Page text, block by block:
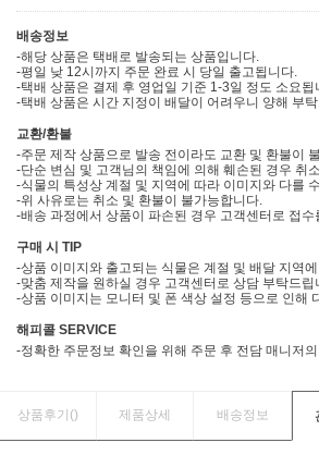
배송정보
-해당 상품은 택배로 발송되는 상품입니다.
-평일 낮 12시까지 주문 완료 시 당일 출고됩니다.
-택배 상품은 결제 후 영업일 기준 1-3일 정도 소요
-택배 상품은 시간 지정이 배달이 어려우니 양해 부탁
교환/환불
-주문 제작 상품으로 발송 전이라도 교환 및 환불이
-단순 변심 및 고객님의 책임에 의해 훼손된 경우 취
-식물의 특성상 계절 및 지역에 따라 이미지와 다를
-위 사유로는 취소 및 환불이 불가능합니다.
-배송 과정에서 상품이 파손된 경우 고객센터로 접수
구매 시 TIP
-상품 이미지와 출고되는 식물은 계절 및 배달 지역
-맞춤 제작을 원하실 경우 고객센터로 상담 부탁드립
-상품 이미지는 모니터 및 폰 색상 설정 등으로 인해
해피콜 SERVICE
-정확한 주문정보 확인을 위해 주문 후 전담 매니저
상품후기() 제품상세 배송정보